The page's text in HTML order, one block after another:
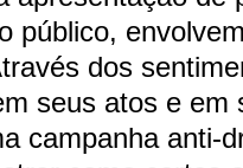
público,
dos
seus atos e em
campanha anti-